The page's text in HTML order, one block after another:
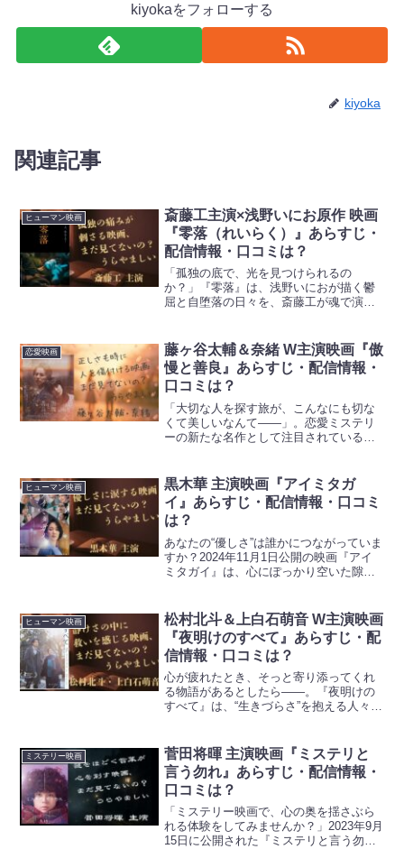
kiyokaをフォローする
kiyoka
関連記事
ヒューマン映画
斎藤工主演×浅野いにお原作 映画
『零落（れいらく）』あらすじ・
配信情報・口コミは？
「孤独の底で、光を見つけられるの
か？」『零落』は、浅野いにおが描く鬱
屈と自堕落の日々を、斎藤工が魂で演じ
鋭く突き刺します。あなたは、この映画
を観るべきかどうか、悩ん...
恋愛映画
藤ヶ谷太輔＆奈緒 W主演映画『傲
慢と善良』あらすじ・配信情報・
口コミは？
「大切な人を探す旅が、こんなにも切な
くて美しいなんて――」。恋愛ミステリ
ーの新たな名作として注目されている
とし、「婚活」「失踪」「被災地」な
ど、重厚なテーマを丁寧に...
ヒューマン映画
黒木華 主演映画『アイミタガ
イ』あらすじ・配信情報・口コミ
は？
あなたの“優しさ”は誰かにつながっていま
すか？2024年11月1日公開の映画『アイ
ミタガイ』は、心にぽっかり空いた隙間
周囲の人々の心を変えていく“やさしさの
連鎖”が描か...
ヒューマン映画
松村北斗＆上白石萌音 W主演映画
『夜明けのすべて』あらすじ・配
信情報・口コミは？
心が疲れたとき、そっと寄り添ってくれ
る物語があるとしたら――。『夜明けの
すべて』は、“生きづらさ”を抱える人々に
る繊細なキャラクターが共鳴し、観る者
の心を癒します。こ...
ミステリー映画
菅田将暉 主演映画『ミステリと
言う勿れ』あらすじ・配信情報・
口コミは？
「ミステリー映画で、心の奥を揺さぶら
れる体験をしてみませんか？」2023年9月
15日に公開された『ミステリと言う勿